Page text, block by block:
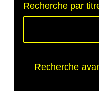
Recherche par
Recherche